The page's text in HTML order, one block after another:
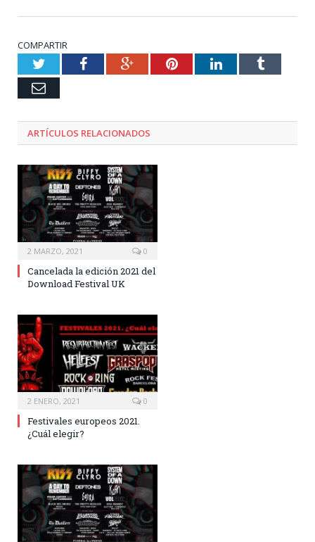
COMPARTIR
TwitterFacebookGoogle+PinterestLinkedInTumblr
Email
ARTÍCULOS RELACIONADOS
2 MARZO, 2021 0
Cancelada la edición 2021 del
Download Festival UK
2 ENERO, 2021 0
Festivales europeos 2021.
¿Cuál elegir?